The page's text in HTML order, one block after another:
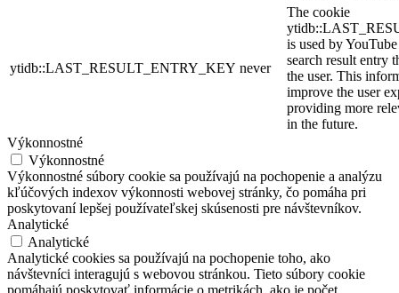
ytidb::LAST_RESULT_ENTRY_KEY never
The cookie
is used by
search result entry
the user. This
improve the user
providing more
in the future.
Výkonnostné
Výkonnostné
Výkonnostné súbory cookie sa používajú na pochopenie a analýzu
kľúčových indexov výkonnosti webovej stránky, čo pomáha pri
poskytovaní lepšej používateľskej skúsenosti pre návštevníkov.
Analytické
Analytické
Analytické cookies sa používajú na pochopenie toho, ako
návštevníci interagujú s webovou stránkou. Tieto súbory cookie